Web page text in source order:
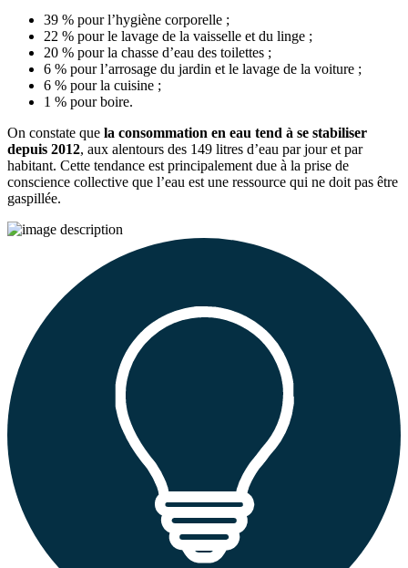
39 % pour l’hygiène corporelle ;
22 % pour le lavage de la vaisselle et du linge ;
20 % pour la chasse d’eau des toilettes ;
6 % pour l’arrosage du jardin et le lavage de la voiture ;
6 % pour la cuisine ;
1 % pour boire.
On constate que la consommation en eau tend à se stabiliser
depuis 2012, aux alentours des 149 litres d’eau par jour et par
habitant. Cette tendance est principalement due à la prise de
conscience collective que l’eau est une ressource qui ne doit pas être
gaspillée.